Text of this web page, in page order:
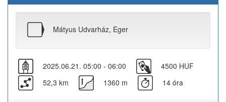
Mátyus Udvarház, Eger
2025.06.21. 05:00 - 06:00
4500 HUF
52,3 km
1360 m 14 óra